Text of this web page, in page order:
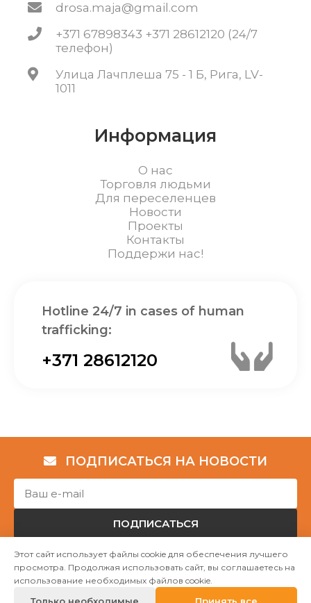
drosa.maja@gmail.com
+371 67898343 +371 28612120 (24/7
телефон)
Улица Лачплеша 75 - 1 Б, Рига, LV-
1011
Информация
О нас
Торговля людьми
Для переселенцев
Новости
Проекты
Контакты
Поддержи нас!
Hotline 24/7 in cases of human
trafficking:
+371 28612120
ПОДПИСАТЬСЯ НА НОВОСТИ
ПОДПИСАТЬСЯ
Авторские права © НГО „Убежище "Надёжный дом""
Этот сайт использует файлы cookie для обеспечения лучшего
просмотра. Продолжая использовать сайт, вы соглашаетесь на
использование необходимых файлов cookie.